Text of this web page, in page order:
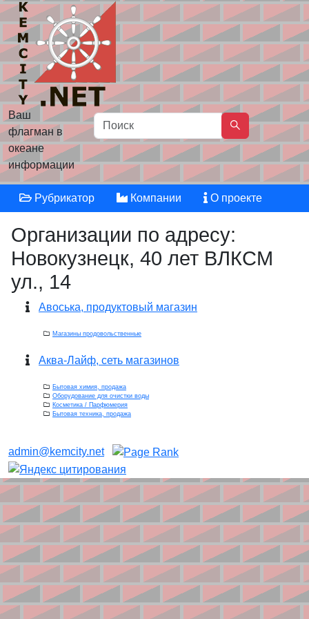
Ваш
флагман в
океане
информации
Рубрикатор Компании О проекте
Организации по адресу:
Новокузнецк, 40 лет ВЛКСМ
ул., 14
Авоська, продуктовый магазин
Магазины продовольственные
Аква-Лайф, сеть магазинов
Бытовая химия, продажа
Оборудование для очистки воды
Косметика / Парфюмерия
Бытовая техника, продажа
admin@kemcity.net